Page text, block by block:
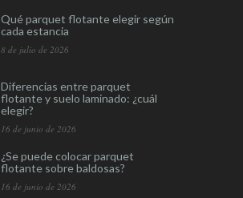
Qué parquet flotante elegir según
cada estancia
8 de julio de 2026
Diferencias entre parquet
flotante y suelo laminado: ¿cuál
elegir?
16 de junio de 2026
¿Se puede colocar parquet
flotante sobre baldosas?
16 de junio de 2026